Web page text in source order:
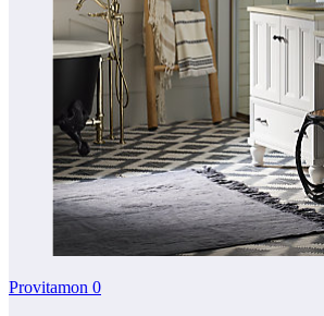
Provitamon 0